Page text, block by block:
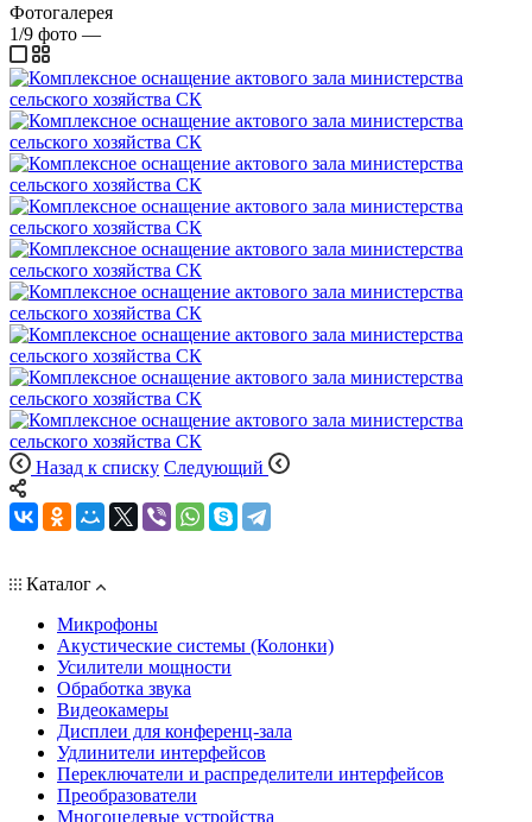
Фотогалерея
1/9 фото —
Назад к списку Следующий
Каталог
Микрофоны
Акустические системы (Колонки)
Усилители мощности
Обработка звука
Видеокамеры
Дисплеи для конференц-зала
Удлинители интерфейсов
Переключатели и распределители интерфейсов
Преобразователи
Многоцелевые устройства